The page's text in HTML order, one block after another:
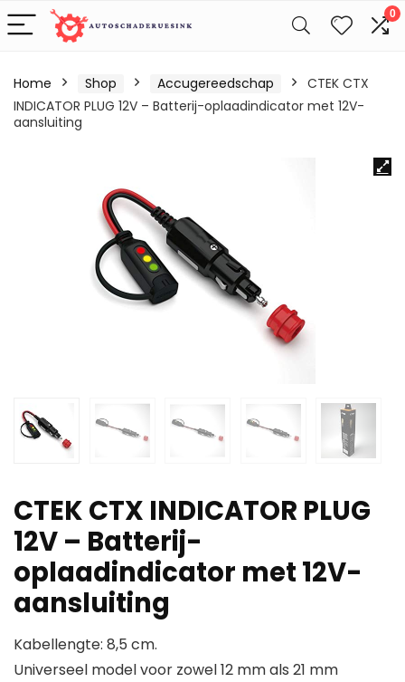
0
Home Shop Accugereedschap
CTEK CTX
INDICATOR PLUG 12V – Batterij-oplaadindicator met 12V-
aansluiting
CTEK CTX INDICATOR PLUG
12V – Batterij-
oplaadindicator met 12V-
aansluiting
Kabellengte: 8,5 cm.
Universeel model voor zowel 12 mm als 21 mm